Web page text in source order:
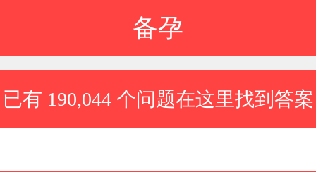
备孕
已有 190,044 个问题在这里找到答案